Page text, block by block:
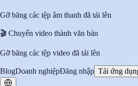
Gỡ băng các tệp âm thanh đã tải lên
🎬 Chuyển video thành văn bản
Gỡ băng các tệp video đã tải lên
BlogDoanh nghiệpĐăng nhập Tải ứng